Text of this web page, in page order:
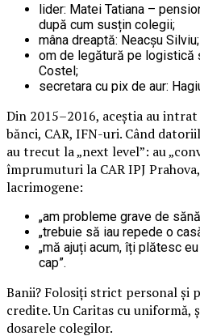
lider: Matei Tatiana –
după cum susțin colegii;
mâna dreaptă: Neacșu Silviu;
om de legătură pe logistică
Costel;
secretara cu pix de aur:
Din 2015–2016, aceștia au
bănci, CAR, IFN-uri. Când
au trecut la „next level”: au
împrumuturi la CAR IPJ
lacrimogene:
„am probleme grave de
„trebuie să iau repede o
„mă ajuți acum, îți plătesc
cap”.
Banii? Folosiți strict personal și
credite. Un Caritas cu uniformă,
dosarele colegilor.